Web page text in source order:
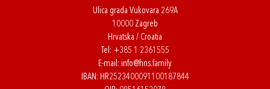
Ulica grada Vukovara 269A
10000 Zagreb
Hrvatska / Croatia
Tel: +385 1 2361555
E-mail: info@hns.family
IBAN: HR2523400091100187844